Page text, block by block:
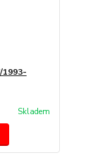
1993-
Skladem